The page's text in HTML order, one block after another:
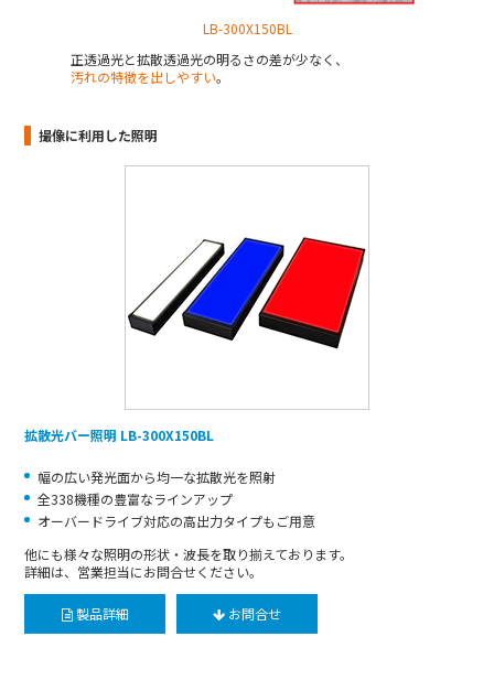
LB-300X150BL
正透過光と拡散透過光の明るさの差が少なく、
汚れの特徴を出しやすい。
撮像に利用した照明
拡散光バー照明 LB-300X150BL
幅の広い発光面から均一な拡散光を照射
全338機種の豊富なラインアップ
オーバードライブ対応の高出力タイプもご用意
他にも様々な照明の形状・波長を取り揃えております。
詳細は、営業担当にお問合せください。
製品詳細 お問合せ